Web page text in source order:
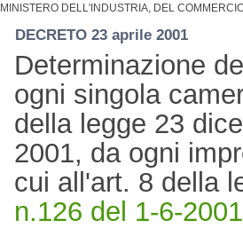
MINISTERO DELL'INDUSTRIA, DEL
DECRETO 23 aprile 2001
Determinazione
ogni singola
della legge 23
2001, da ogni
cui all'art. 8 della
n.126 del 1-6-